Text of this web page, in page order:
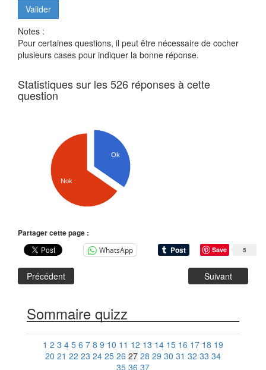
Notes :
Pour certaines questions, il peut être nécessaire de cocher
plusieurs cases pour indiquer la bonne réponse.
Statistiques sur les 526 réponses à cette
question
Ok
Nok
Partager cette page :
WhatsApp 5
Save
Précédent Suivant
Sommaire quizz
1 2 3 4 5 6 7 8 9 10 11 12 13 14 15 16 17 18 19
20 21 22 23 24 25 26 27 28 29 30 31 32 33 34
35 36 37